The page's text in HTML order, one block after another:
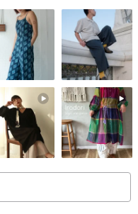
擇Lalamove (運費設定=0 ;
需要Lalamove服務，請先
/ 運費到付 】
為免運，因Lalamove為